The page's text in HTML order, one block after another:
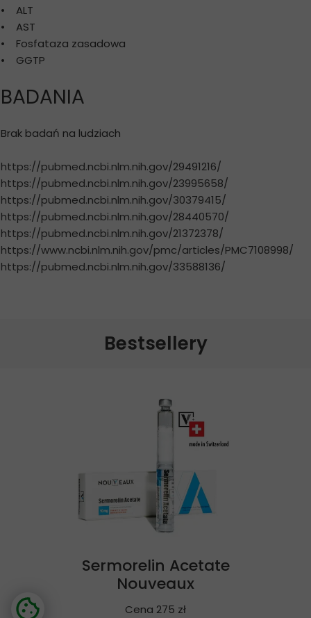
Sermorelin Acetate
Nouveaux
Cena 275 zł
• ALT
• AST
• Fosfataza zasadowa
• GGTP
BADANIA
Brak badań na ludziach
https://pubmed.ncbi.nlm.nih.gov/29491216/
https://pubmed.ncbi.nlm.nih.gov/23995658/
https://pubmed.ncbi.nlm.nih.gov/30379415/
https://pubmed.ncbi.nlm.nih.gov/28440570/
https://pubmed.ncbi.nlm.nih.gov/21372378/
https://www.ncbi.nlm.nih.gov/pmc/articles/PMC7108998/
https://pubmed.ncbi.nlm.nih.gov/33588136/
Bestsellery